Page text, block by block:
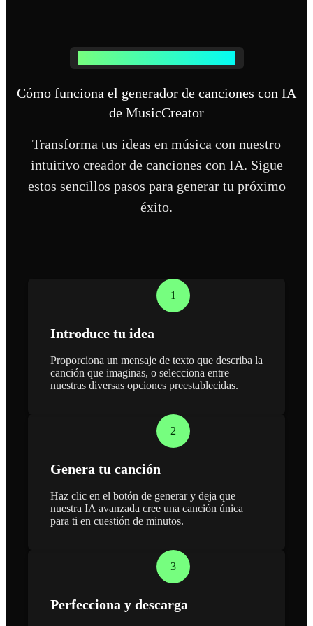
Cómo funciona el generador de canciones con IA
de MusicCreator
Transforma tus ideas en música con nuestro
intuitivo creador de canciones con IA. Sigue
estos sencillos pasos para generar tu próximo
éxito.
1
Introduce tu idea
Proporciona un mensaje de texto que describa la
canción que imaginas, o selecciona entre
nuestras diversas opciones preestablecidas.
2
Genera tu canción
Haz clic en el botón de generar y deja que
nuestra IA avanzada cree una canción única
para ti en cuestión de minutos.
3
Perfecciona y descarga